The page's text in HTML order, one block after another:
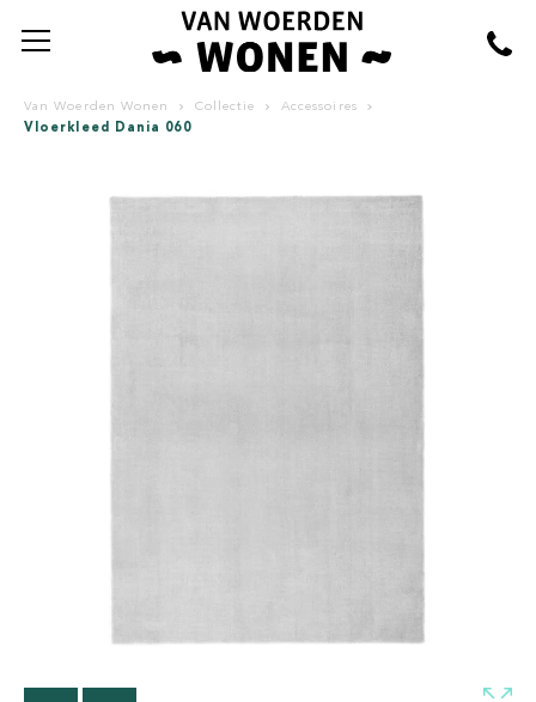
Van Woerden Wonen Collectie Accessoires
Vloerkleed Dania 060